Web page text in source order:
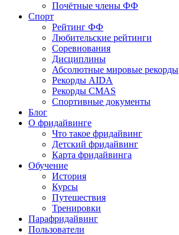
Почётные члены ФФ
Спорт
Рейтинг ФФ
Любительские рейтинги
Соревнования
Дисциплины
Абсолютные мировые рекорды
Рекорды AIDA
Рекорды CMAS
Спортивные документы
Блог
О фридайвинге
Что такое фридайвинг
Детский фридайвинг
Карта фридайвинга
Обучение
История
Курсы
Путешествия
Тренировки
Парафридайвинг
Пользователи